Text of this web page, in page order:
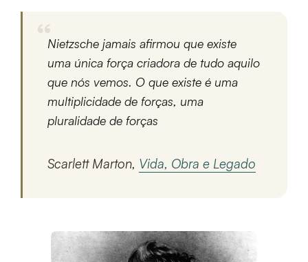
Nietzsche jamais afirmou que existe
uma única força criadora de tudo aquilo
que nós vemos. O que existe é uma
multiplicidade de forças, uma
pluralidade de forças
Scarlett Marton, Vida, Obra e Legado